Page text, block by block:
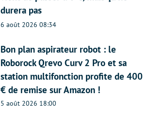
durera pas
6 août 2026 08:34
Bon plan aspirateur robot : le
Roborock Qrevo Curv 2 Pro et sa
station multifonction profite de 400
€ de remise sur Amazon !
5 août 2026 18:00